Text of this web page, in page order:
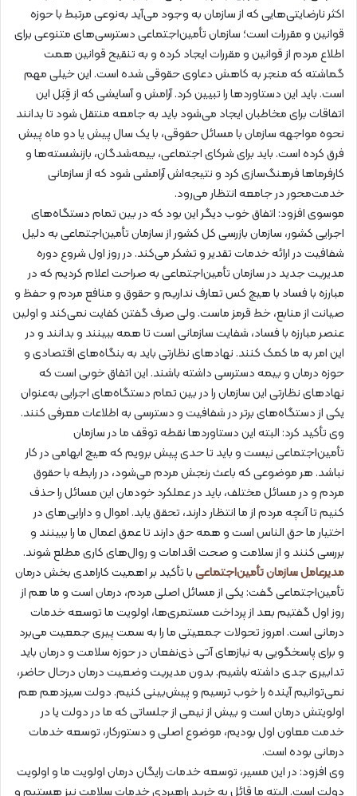
اکثر نارضایتی‌هایی که از سازمان به وجود می‌آید به‌نوعی مرتبط با حوزه
قوانین و مقررات است؛ سازمان تأمین‌اجتماعی دسترسی‌های متنوعی برای
اطلاع مردم از قوانین و مقررات ایجاد کرده و به تنقیح قوانین همت
گماشته که منجر به کاهش دعاوی حقوقی شده است. این خیلی مهم
است. باید این دستاوردها را تبیین کرد. آرامش و آسایشی که از قِبَل این
اتفاقات برای مخاطبان ایجاد می‌شود باید به جامعه منتقل شود تا بدانند
نحوه مواجهه سازمان با مسائل حقوقی، با یک سال پیش یا دو ماه پیش
فرق کرده است. باید برای شرکای اجتماعی، بیمه‌شدگان، بازنشسته‌ها و
کارفرماها فرهنگ‌سازی کرد و نتیجه‌اش آرامشی شود که از سازمانی
خدمت‌محور در جامعه انتظار می‌رود.
موسوی افزود: اتفاق خوب دیگر این بود که در بین تمام دستگاه‌های
اجرایی کشور، سازمان بازرسی کل کشور از سازمان تأمین‌اجتماعی به دلیل
شفافیت در ارائه خدمات تقدیر و تشکر می‌کند. در روز اول شروع دوره
مدیریت جدید در سازمان تأمین‌اجتماعی به صراحت اعلام کردیم که در
مبارزه با فساد با هیچ کس تعارف نداریم و حقوق و منافع مردم و حفظ و
صیانت از منابع، خط قرمز ماست. ولی صرف گفتن کفایت نمی‌کند و اولین
عنصر مبارزه با فساد، شفایت سازمانی است تا همه ببینند و بدانند و در
این امر به ما کمک کنند. نهادهای نظارتی باید به بنگاه‌های اقتصادی و
حوزه درمان و بیمه دسترسی داشته باشند. این اتفاق خوبی است که
نهادهای نظارتی این سازمان را در بین تمام دستگاه‌های اجرایی به‌عنوان
یکی از دستگاه‌های برتر در شفافیت و دسترسی به اطلاعات معرفی کنند.
وی تأکید کرد: البته این دستاوردها نقطه توقف ما در سازمان
تأمین‌اجتماعی نیست و باید تا حدی پیش برویم که هیچ ابهامی در کار
نباشد. هر موضوعی که باعث رنجش مردم می‌شود، در رابطه با حقوق
مردم و در مسائل مختلف، باید در عملکرد خودمان این مسائل را حذف
کنیم تا آنچه مردم از ما انتظار دارند، تحقق یابد. اموال و دارایی‌های در
اختیار ما حق الناس است و همه حق دارند تا عمق اعمال ما را ببینند و
بررسی کنند و از سلامت و صحت اقدامات و روال‌های کاری مطلع شوند.
مدیرعامل سازمان تأمین‌اجتماعیبا تأکید بر اهمیت کارامدی بخش درمان
تأمین‌اجتماعی گفت: یکی از مسائل اصلی مردم، درمان است و ما هم از
روز اول گفتیم بعد از پرداخت مستمری‌ها، اولویت ما توسعه خدمات
درمانی است. امروز تحولات جمعیتی ما را به سمت پیری جمعیت می‌برد
و برای پاسخگویی به نیازهای آتی ذی‌نفعان در حوزه سلامت و درمان باید
تدابیری جدی داشته باشیم. بدون مدیریت وضعیت درمان درحال حاضر،
نمی‌توانیم آینده را خوب ترسیم و پیش‌بینی کنیم. دولت سیزدهم هم
اولویتش درمان است و بیش از نیمی از جلساتی که ما در دولت یا در
خدمت معاون اول بودیم، موضوع اصلی و دستور‌کار، توسعه خدمات
درمانی بوده است.
وی افزود: در این مسیر، توسعه خدمات رایگان درمان اولویت ما و اولویت